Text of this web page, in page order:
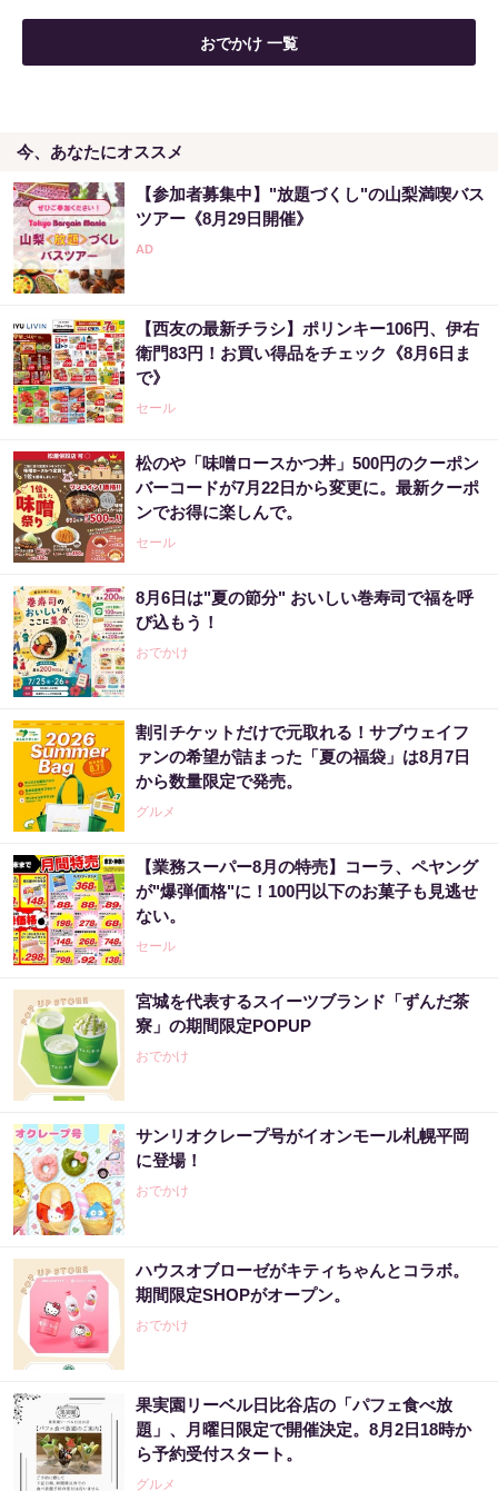
おでかけ 一覧
今、あなたにオススメ
【参加者募集中】"放題づくし"の山梨満喫バス
ツアー《8月29日開催》
【西友の最新チラシ】ポリンキー106円、伊右
衛門83円！お買い得品をチェック《8月6日ま
で》
セール
松のや「味噌ロースかつ丼」500円のクーポン
バーコードが7月22日から変更に。最新クーポ
ンでお得に楽しんで。
セール
8月6日は"夏の節分" おいしい巻寿司で福を呼
び込もう！
おでかけ
割引チケットだけで元取れる！サブウェイフ
ァンの希望が詰まった「夏の福袋」は8月7日
から数量限定で発売。
グルメ
【業務スーパー8月の特売】コーラ、ペヤング
が"爆弾価格"に！100円以下のお菓子も見逃せ
ない。
セール
宮城を代表するスイーツブランド「ずんだ茶
寮」の期間限定POPUP
おでかけ
サンリオクレープ号がイオンモール札幌平岡
に登場！
おでかけ
ハウスオブローゼがキティちゃんとコラボ。
期間限定SHOPがオープン。
おでかけ
果実園リーベル日比谷店の「パフェ食べ放
題」、月曜日限定で開催決定。8月2日18時か
ら予約受付スタート。
グルメ